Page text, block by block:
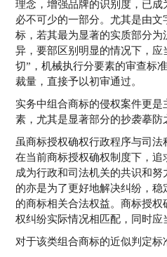
理念，增强品牌的识别度，已成
必不可少的一部分。尤其是由
标，若其最为显著的实质部分
异，要部区别明显的情况下，应
切”，机械执行分要素的审查标
裁量，直接予以初审通过。
实务中组合商标的侵权案件更
素，尤其是显著部分的抄袭摹防
虽商标授权确权行政程序与司
在当前商标授权确权制度下，
成为行政和司法机关的共识和努
的亦是为了更好地解决纠纷，
的商标相关合法权益。商标授
权纠纷实际情况相匹配，同时应
对于该类组合商标的近似判定标